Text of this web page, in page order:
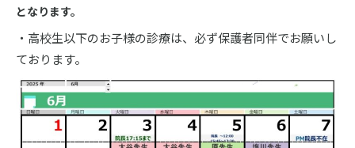
となります。
・高校生以下のお子様の診療は、必ず保護者同伴でお願いし
ております。